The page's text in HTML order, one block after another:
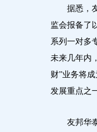
据悉，友
监会报备了
系列一对多
未来几年内
财”业务将
发展重点之
友邦华泰